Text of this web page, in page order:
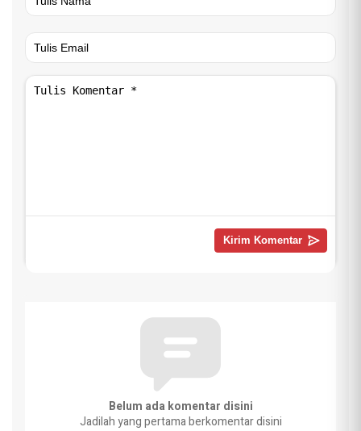
Belum ada komentar disini
Jadilah yang pertama berkomentar disini